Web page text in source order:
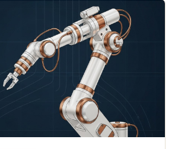
する方法も紹介します。